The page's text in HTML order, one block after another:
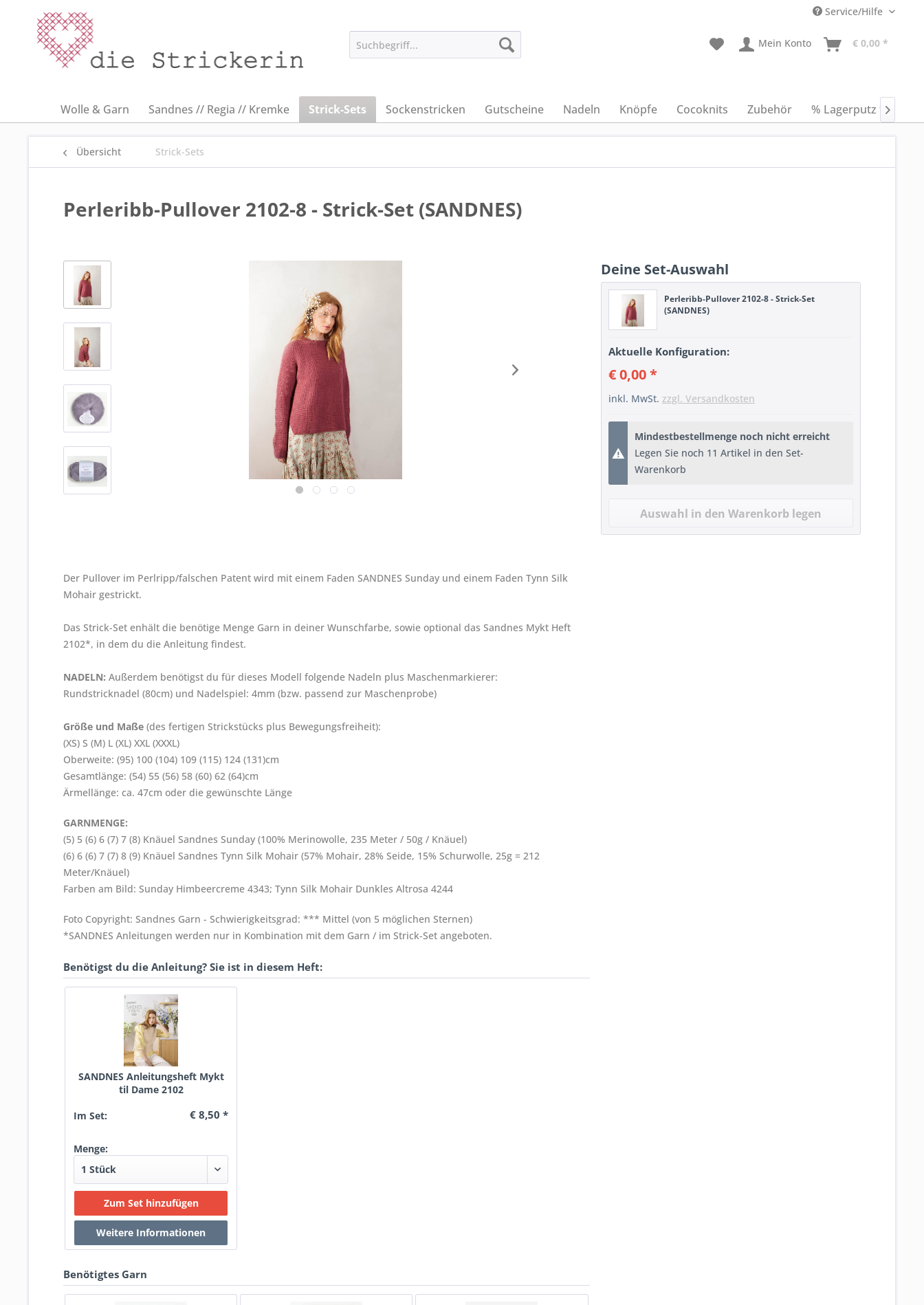
Service/Hilfe
Mein Konto € 0,00 *
Wolle & Garn Sandnes // Regia // Kremke Strick-Sets Sockenstricken Gutscheine Nadeln Knöpfe Cocoknits Zubehör % Lagerputz %
Übersicht Strick-Sets
Perleribb-Pullover 2102-8 - Strick-Set (SANDNES)
Deine Set-Auswahl
Perleribb-Pullover 2102-8 - Strick-Set
(SANDNES)
Aktuelle Konfiguration:
€ 0,00 *
inkl. MwSt. zzgl. Versandkosten
Mindestbestellmenge noch nicht erreicht
Legen Sie noch 11 Artikel in den Set-
Warenkorb
Der Pullover im Perlripp/falschen Patent wird mit einem Faden SANDNES Sunday und einem Faden Tynn Silk
Mohair gestrickt.
Das Strick-Set enhält die benötige Menge Garn in deiner Wunschfarbe, sowie optional das Sandnes Mykt Heft
2102*, in dem du die Anleitung findest.
NADELN: Außerdem benötigst du für dieses Modell folgende Nadeln plus Maschenmarkierer:
Rundstricknadel (80cm) und Nadelspiel: 4mm (bzw. passend zur Maschenprobe)
Größe und Maße (des fertigen Strickstücks plus Bewegungsfreiheit):
(XS) S (M) L (XL) XXL (XXXL)
Oberweite: (95) 100 (104) 109 (115) 124 (131)cm
Gesamtlänge: (54) 55 (56) 58 (60) 62 (64)cm
Ärmellänge: ca. 47cm oder die gewünschte Länge
GARNMENGE:
(5) 5 (6) 6 (7) 7 (8) Knäuel Sandnes Sunday (100% Merinowolle, 235 Meter / 50g / Knäuel)
(6) 6 (6) 7 (7) 8 (9) Knäuel Sandnes Tynn Silk Mohair (57% Mohair, 28% Seide, 15% Schurwolle, 25g = 212
Meter/Knäuel)
Farben am Bild: Sunday Himbeercreme 4343; Tynn Silk Mohair Dunkles Altrosa 4244
Foto Copyright: Sandnes Garn - Schwierigkeitsgrad: *** Mittel (von 5 möglichen Sternen)
*SANDNES Anleitungen werden nur in Kombination mit dem Garn / im Strick-Set angeboten.
Benötigst du die Anleitung? Sie ist in diesem Heft:
SANDNES Anleitungsheft Mykt
til Dame 2102
Im Set:
€ 8,50 *
Menge:
Benötigtes Garn